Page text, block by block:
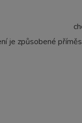
je způsobené